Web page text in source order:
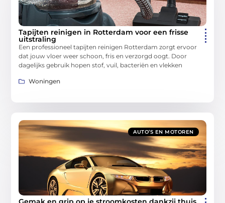
Tapijten reinigen in Rotterdam voor een frisse
uitstraling
Een professioneel tapijten reinigen Rotterdam zorgt ervoor
dat jouw vloer weer schoon, fris en verzorgd oogt. Door
dagelijks gebruik hopen stof, vuil, bacteriën en vlekken
Woningen
AUTO’S EN MOTOREN